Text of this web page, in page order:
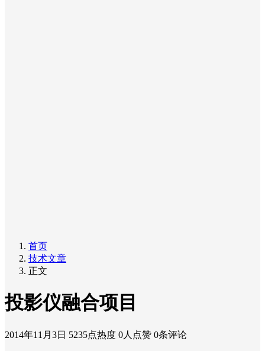
首页
技术文章
正文
投影仪融合项目
2014年11月3日 5235点热度 0人点赞 0条评论